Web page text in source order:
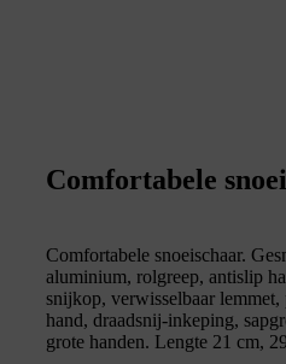
Comfortabele
Comfortabele snoeischaar.
aluminium, rolgreep, antislip
snijkop, verwisselbaar
hand, draadsnij-inkeping,
grote handen. Lengte 21 cm,